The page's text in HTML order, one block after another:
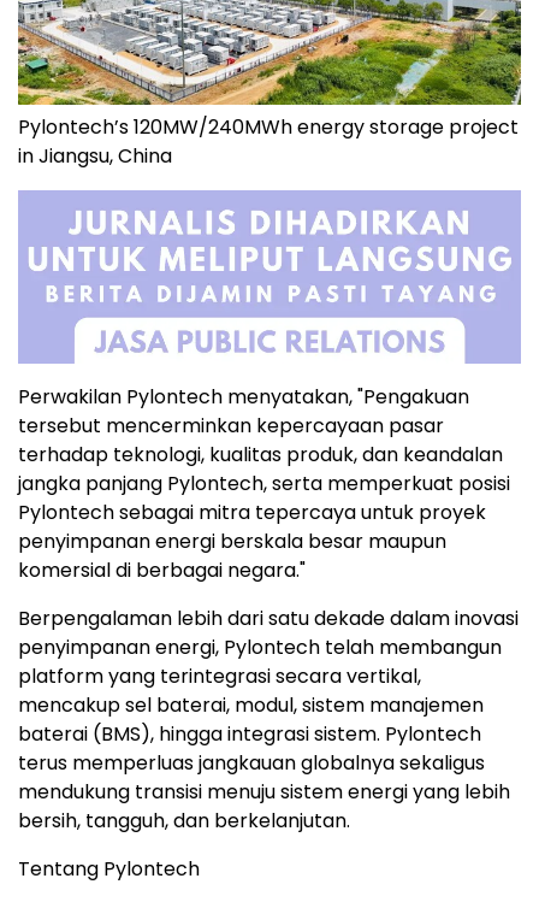
Pylontech’s 120MW/240MWh energy storage project
in Jiangsu, China
Perwakilan Pylontech menyatakan, "Pengakuan
tersebut mencerminkan kepercayaan pasar
terhadap teknologi, kualitas produk, dan keandalan
jangka panjang Pylontech, serta memperkuat posisi
Pylontech sebagai mitra tepercaya untuk proyek
penyimpanan energi berskala besar maupun
komersial di berbagai negara."
Berpengalaman lebih dari satu dekade dalam inovasi
penyimpanan energi, Pylontech telah membangun
platform yang terintegrasi secara vertikal,
mencakup sel baterai, modul, sistem manajemen
baterai (BMS), hingga integrasi sistem. Pylontech
terus memperluas jangkauan globalnya sekaligus
mendukung transisi menuju sistem energi yang lebih
bersih, tangguh, dan berkelanjutan.
Tentang Pylontech